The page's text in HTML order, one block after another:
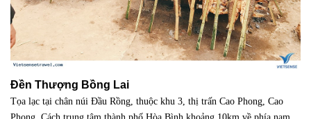
Đền Thượng Bồng Lai
Tọa lạc tại chân núi Đầu Rồng, thuộc khu 3, thị trấn Cao Phong, Cao